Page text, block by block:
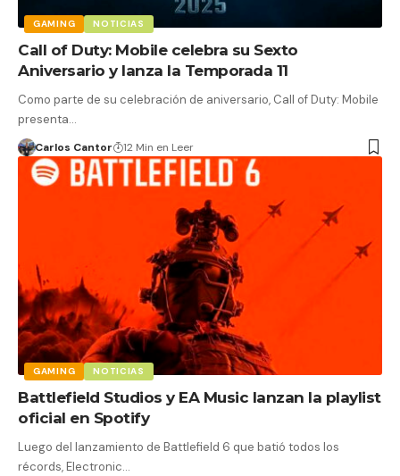
GAMING NOTICIAS
Call of Duty: Mobile celebra su Sexto
Aniversario y lanza la Temporada 11
Como parte de su celebración de aniversario, Call of Duty: Mobile
presenta…
Carlos Cantor 12 Min en Leer
GAMING NOTICIAS
Battlefield Studios y EA Music lanzan la playlist
oficial en Spotify
Luego del lanzamiento de Battlefield 6 que batió todos los
récords, Electronic…